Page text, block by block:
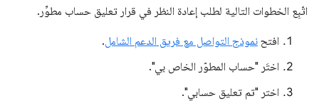
اتّبِع الخطوات التالية لطلب إعادة النظر في قرار تعليق حساب مطوِّر.
افتح نموذج التواصل مع فريق الدعم الشامل.
اختَر "حساب المطوّر الخاص بي".
اختر "تم تعليق حسابي".